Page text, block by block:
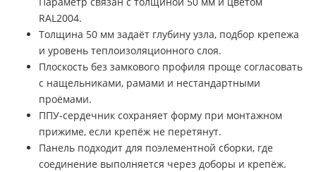
RAL2004.
Толщина 50 мм задаёт глубину узла, подбор крепежа
и уровень теплоизоляционного слоя.
Плоскость без замкового профиля проще согласовать
с нащельниками, рамами и нестандартными
проёмами.
ППУ-сердечник сохраняет форму при монтажном
прижиме, если крепёж не перетянут.
Панель подходит для поэлементной сборки, где
соединение выполняется через доборы и крепёж.